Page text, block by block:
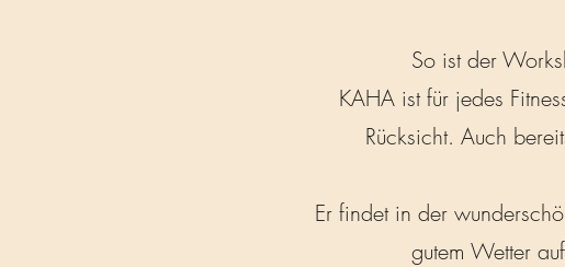
So ist der
KAHA ist für jedes
Rücksicht. Auch
Er findet in der
gutem Wetter